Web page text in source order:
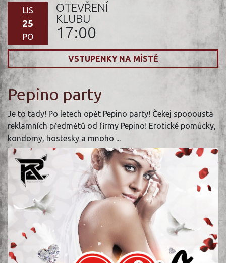
LIS
25
PO
OTEVŘENÍ
KLUBU
17:00
VSTUPENKY NA MÍSTĚ
Pepino party
Je to tady! Po letech opět Pepino party! Čekej spooousta
reklamních předmětů od firmy Pepino! Erotické pomůcky,
kondomy, hostesky a mnoho ...